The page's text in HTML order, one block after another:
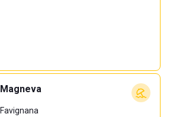
Magneva
Favignana